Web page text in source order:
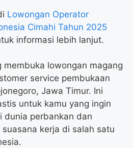
Lowongan Operator
Cimahi Tahun 2025
informasi lebih lanjut.
membuka lowongan magang
service pembukaan
Jawa Timur. Ini
untuk kamu yang ingin
dunia perbankan dan
kerja di salah satu